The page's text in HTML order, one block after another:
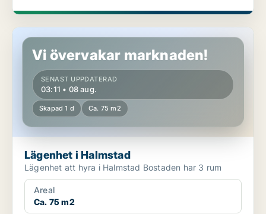
Lägenhet i Halmstad
Vi övervakar marknaden!
SENAST UPPDATERAD
03:11 • 08 aug.
Skapad 1 d Ca. 75 m2
Lägenhet i Halmstad
Lägenhet att hyra i Halmstad Bostaden har 3 rum
Areal
Ca. 75 m2